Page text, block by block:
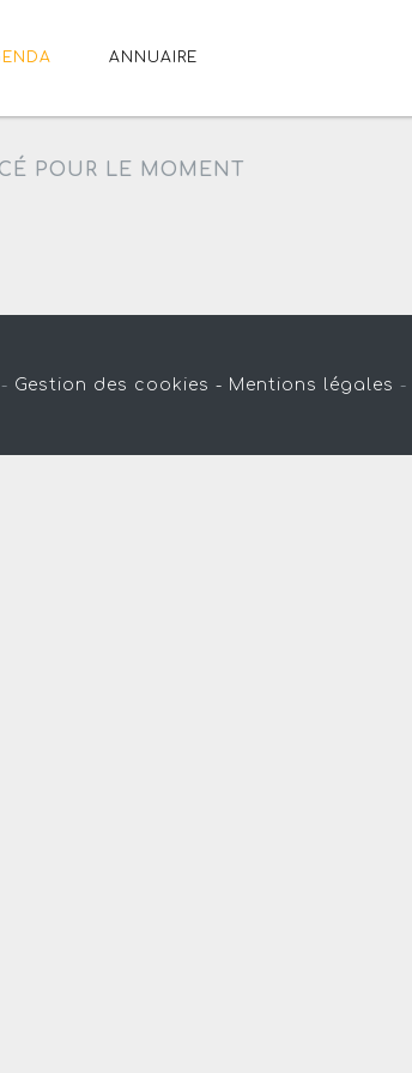
ANNUAIRE
POUR LE MOMENT
- Gestion des cookies - Mentions légales -